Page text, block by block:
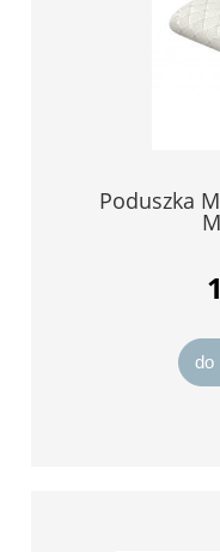
Poduszka
do